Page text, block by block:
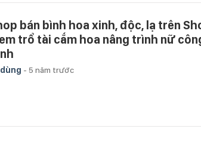
bán bình hoa xinh, độc, lạ trên
trổ tài cắm hoa nâng trình nữ
- 5 năm trước